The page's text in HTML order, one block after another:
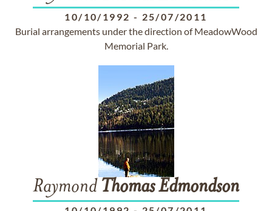
10/10/1992 - 25/07/2011
Burial arrangements under the direction of MeadowWood
Memorial Park.
Raymond ThomasEdmondson